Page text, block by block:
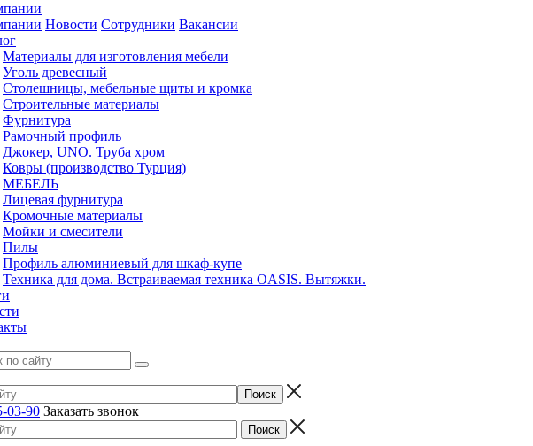
Новости Сотрудники Вакансии
Материалы для изготовления мебели
Уголь древесный
Столешницы, мебельные щиты и кромка
Строительные материалы
Фурнитура
Рамочный профиль
Джокер, UNO. Труба хром
Ковры (производство Турция)
МЕБЕЛЬ
Лицевая фурнитура
Кромочные материалы
Мойки и смесители
Пилы
Профиль алюминиевый для шкаф-купе
Техника для дома. Встраиваемая техника OASIS. Вытяжки.
03-90 Заказать звонок